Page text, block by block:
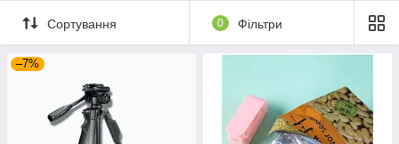
Сортування 0 Фільтри
–7%